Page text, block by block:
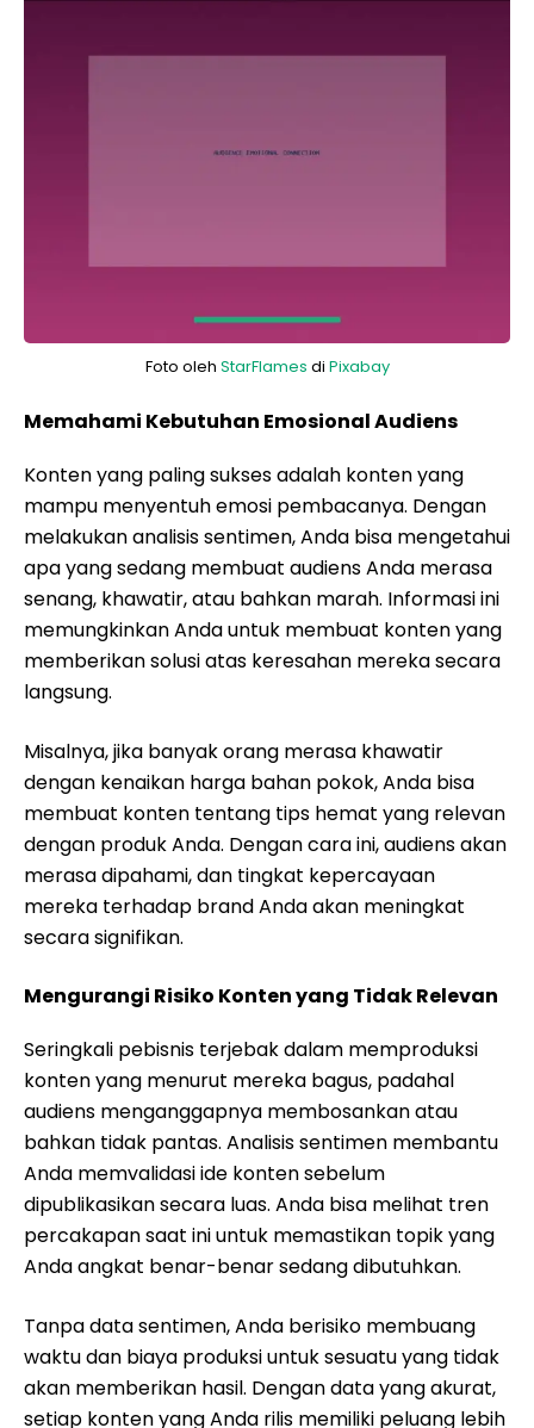
Foto oleh StarFlames di Pixabay
Memahami Kebutuhan Emosional Audiens
Konten yang paling sukses adalah konten yang
mampu menyentuh emosi pembacanya. Dengan
melakukan analisis sentimen, Anda bisa mengetahui
apa yang sedang membuat audiens Anda merasa
senang, khawatir, atau bahkan marah. Informasi ini
memungkinkan Anda untuk membuat konten yang
memberikan solusi atas keresahan mereka secara
langsung.
Misalnya, jika banyak orang merasa khawatir
dengan kenaikan harga bahan pokok, Anda bisa
membuat konten tentang tips hemat yang relevan
dengan produk Anda. Dengan cara ini, audiens akan
merasa dipahami, dan tingkat kepercayaan
mereka terhadap brand Anda akan meningkat
secara signifikan.
Mengurangi Risiko Konten yang Tidak Relevan
Seringkali pebisnis terjebak dalam memproduksi
konten yang menurut mereka bagus, padahal
audiens menganggapnya membosankan atau
bahkan tidak pantas. Analisis sentimen membantu
Anda memvalidasi ide konten sebelum
dipublikasikan secara luas. Anda bisa melihat tren
percakapan saat ini untuk memastikan topik yang
Anda angkat benar-benar sedang dibutuhkan.
Tanpa data sentimen, Anda berisiko membuang
waktu dan biaya produksi untuk sesuatu yang tidak
akan memberikan hasil. Dengan data yang akurat,
setiap konten yang Anda rilis memiliki peluang lebih